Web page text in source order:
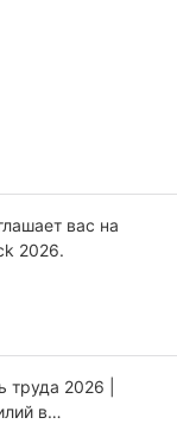
вас на
2026.
2026 |
в